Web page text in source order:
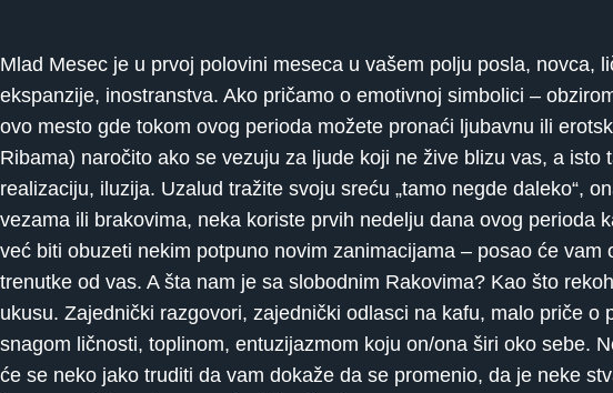
Mlad Mesec je u prvoj polovini meseca u vašem polju posla,
ekspanzije, inostranstva. Ako pričamo o emotivnoj simbolici –
ovo mesto gde tokom ovog perioda možete pronaći ljubavnu ili
Ribama) naročito ako se vezuju za ljude koji ne žive blizu vas, a
realizaciju, iluzija. Uzalud tražite svoju sreću „tamo negde daleko“,
vezama ili brakovima, neka koriste prvih nedelju dana ovog
već biti obuzeti nekim potpuno novim zanimacijama – posao će
trenutke od vas. A šta nam je sa slobodnim Rakovima? Kao što
ukusu. Zajednički razgovori, zajednički odlasci na kafu, malo priče
snagom ličnosti, toplinom, entuzijazmom koju on/ona širi oko sebe.
će se neko jako truditi da vam dokaže da se promenio, da je neke